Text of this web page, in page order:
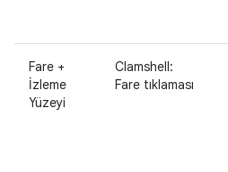
Fare +
İzleme
Yüzeyi
Clamshell:
Fare tıklaması